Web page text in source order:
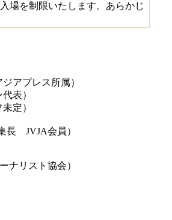
場を制限いたします。あらかじ
プレス所属）
表）
定）
長 JVJA会員）
ナリスト協会）